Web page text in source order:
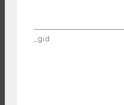
PRESSE
_gid